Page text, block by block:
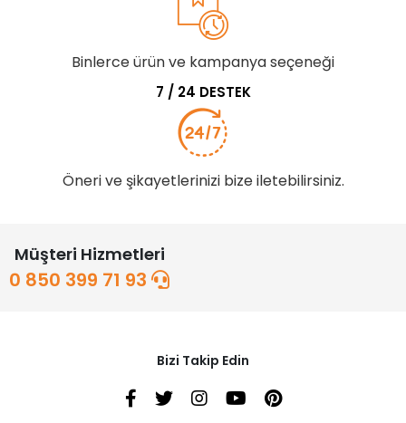
Binlerce ürün ve kampanya seçeneği
7 / 24 DESTEK
Öneri ve şikayetlerinizi bize iletebilirsiniz.
Müşteri Hizmetleri
0 850 399 71 93
Bizi Takip Edin